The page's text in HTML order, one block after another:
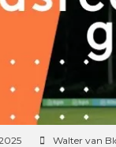
Walter van